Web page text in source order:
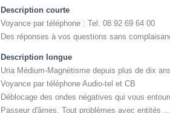
Description courte
Voyance par téléphone : Tel: 08 92 69 64 00
Des réponses à vos questions sans
Description longue
Uria Médium-Magnétisme depuis plus de dix
Voyance par téléphone Audio-tel et CB
Déblocage des ondes négatives qui vous
Passeur d'âmes. Tout problèmes avec entités ...